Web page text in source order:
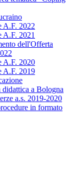
A.F. 2022
A.F. 2021
dell'Offerta
A.F. 2020
A.F. 2019
didattica a Bologna
a.s. 2019-2020
in formato